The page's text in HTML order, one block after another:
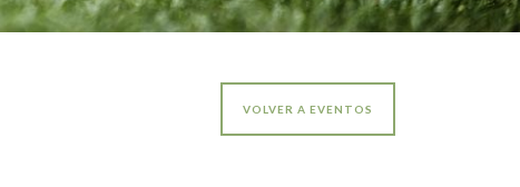
VOLVER A EVENTOS